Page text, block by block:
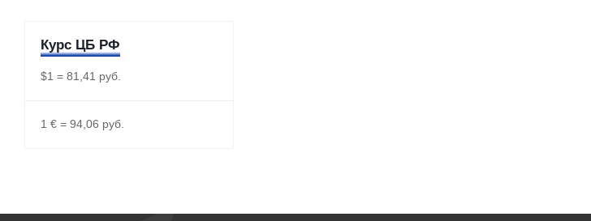
Курс ЦБ РФ
$1 = 81,41 руб.
1 € = 94,06 руб.